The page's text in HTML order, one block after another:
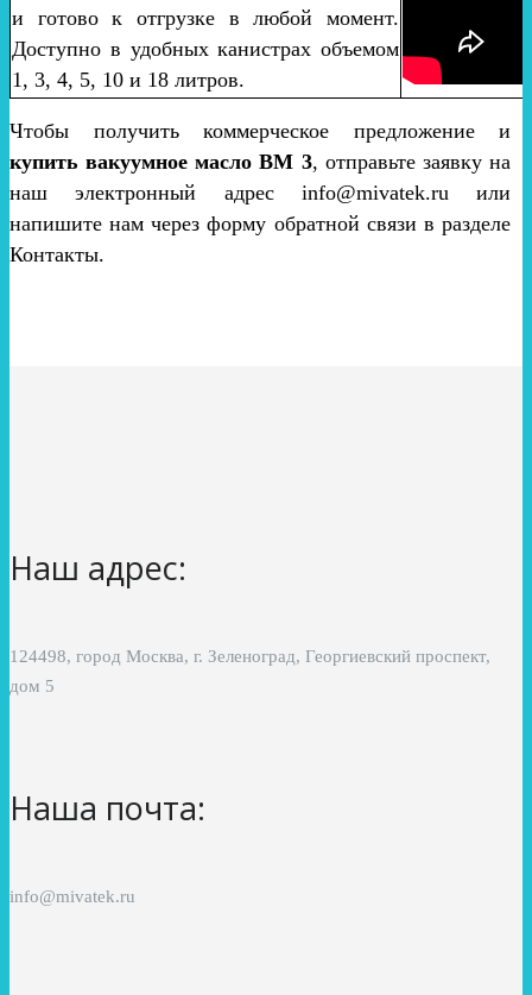
и готово к отгрузке в любой момент.
Доступно в удобных канистрах объемом
1, 3, 4, 5, 10 и 18 литров.
Чтобы получить коммерческое предложение и
купить вакуумное масло ВМ 3, отправьте заявку на
наш электронный адрес info@mivatek.ru или
напишите нам через форму обратной связи в разделе
Контакты.
Наш адрес:
124498, город Москва, г. Зеленоград, Георгиевский проспект,
дом 5
Наша почта:
info@mivatek.ru